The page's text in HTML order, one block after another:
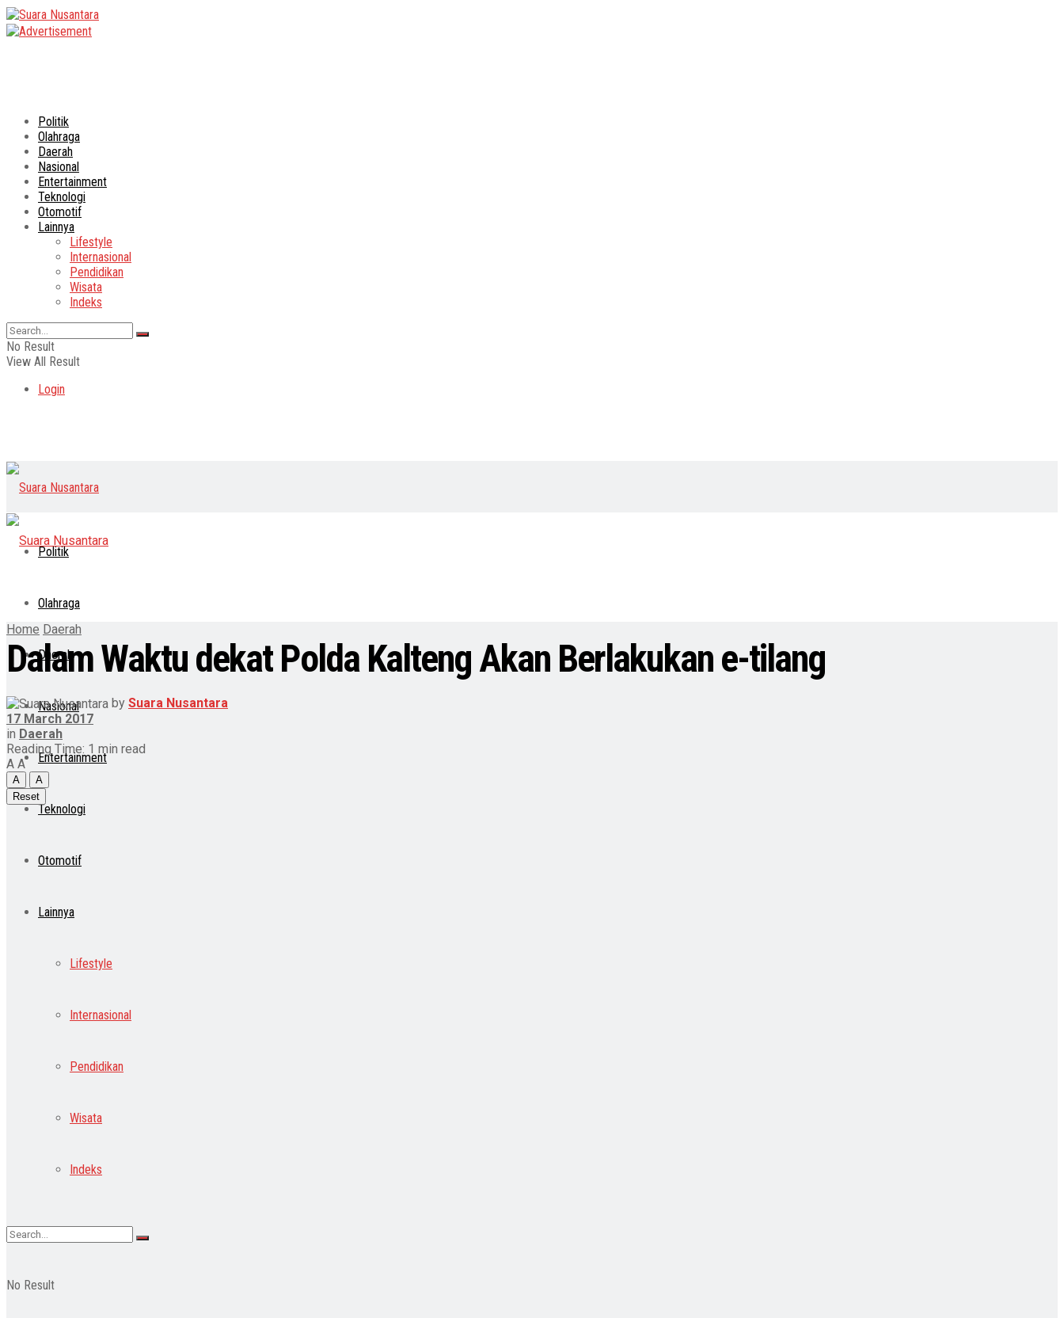
Politik
Olahraga
Daerah
Nasional
Entertainment
Teknologi
Otomotif
Lainnya
Lifestyle
Internasional
Pendidikan
Wisata
Indeks
No Result
View All Result
Login
Politik
Olahraga
Daerah
Nasional
Entertainment
Teknologi
Otomotif
Lainnya
Lifestyle
Internasional
Pendidikan
Wisata
Indeks
No Result
Home Daerah
Dalam Waktu dekat Polda Kalteng Akan Berlakukan e-tilang
by Suara Nusantara
17 March 2017
in Daerah
Reading Time: 1 min read
A A
A
A
Reset